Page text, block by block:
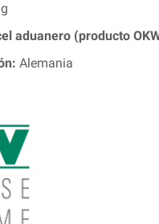
aduanero (producto
Alemania